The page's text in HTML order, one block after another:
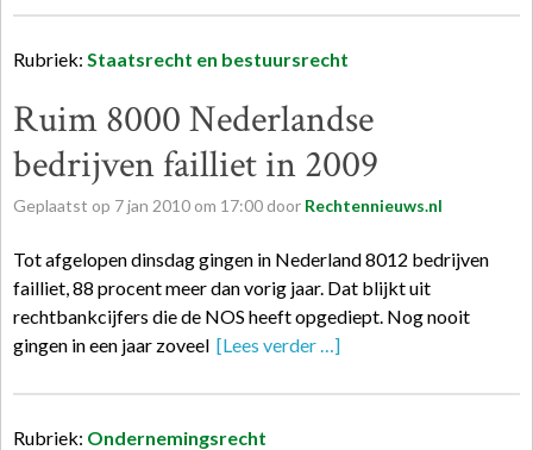
Rubriek: Staatsrecht en bestuursrecht
Ruim 8000 Nederlandse
bedrijven failliet in 2009
Geplaatst op 7jan 2010 om 17:00 door Rechtennieuws.nl
Tot afgelopen dinsdag gingen in Nederland 8012 bedrijven
failliet, 88 procent meer dan vorig jaar. Dat blijkt uit
rechtbankcijfers die de NOS heeft opgediept. Nog nooit
gingen in een jaar zoveel [Lees verder …]
Rubriek: Ondernemingsrecht